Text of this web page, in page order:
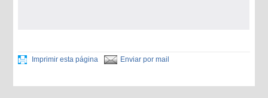
Imprimir esta página Enviar por mail